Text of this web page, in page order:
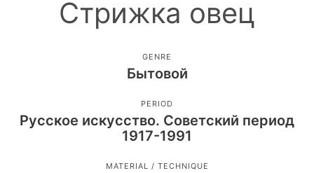
Стрижка овец
GENRE
Бытовой
PERIOD
Русское искусство. Советский период
1917-1991
MATERIAL / TECHNIQUE